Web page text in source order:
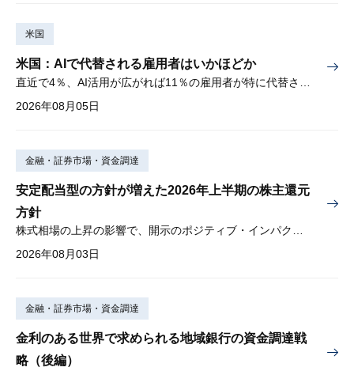
米国
米国：AIで代替される雇用者はいかほどか
2026年08月05日
金融・証券市場・資金調達
安定配当型の方針が増えた2026年上半期の株主還元
方針
株式相場の上昇の影響で、開示のポジティブ・インパクトは低下
2026年08月03日
金融・証券市場・資金調達
金利のある世界で求められる地域銀行の資金調達戦
略（後編）